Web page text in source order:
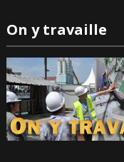
On y travaille